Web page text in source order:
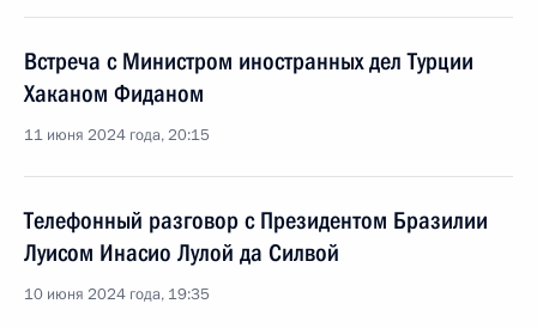
Встреча с Министром иностранных дел Турции
Хаканом Фиданом
11 июня 2024 года, 20:15
Телефонный разговор с Президентом Бразилии
Луисом Инасио Лулой да Силвой
10 июня 2024 года, 19:35